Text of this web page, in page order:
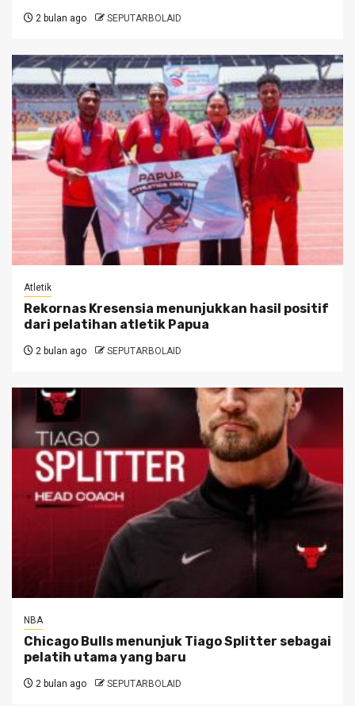
2 bulan ago SEPUTARBOLAID
Atletik
Rekornas Kresensia menunjukkan hasil positif
dari pelatihan atletik Papua
2 bulan ago SEPUTARBOLAID
NBA
Chicago Bulls menunjuk Tiago Splitter sebagai
pelatih utama yang baru
2 bulan ago SEPUTARBOLAID